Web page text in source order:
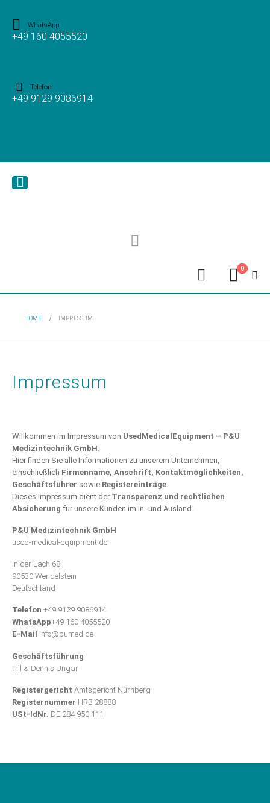
WhatsApp
+49 160 4055520
Telefon
+49 9129 9086914
0
HOME IMPRESSUM
Impressum
Willkommen im Impressum von UsedMedicalEquipment – P&U
Medizintechnik GmbH
Hier finden Sie alle Informationen zu unserem Unternehmen,
einschließlich Firmenname, Anschrift, Kontaktmöglichkeiten,
Geschäftsführer sowie Registereinträge
Dieses Impressum dient der Transparenz und rechtlichen
Absicherung für unsere Kunden im In- und Ausland.
P&U Medizintechnik GmbH
used-medical-equipment.de
In der Lach 68
90530 Wendelstein
Deutschland
Telefon +49 9129 9086914
WhatsApp+49 160 4055520
E-Mail info@pumed.de
Geschäftsführung
Till & Dennis Ungar
Registergericht Amtsgericht Nürnberg
Registernummer HRB 28888
USt-IdNr. DE 284 950 111